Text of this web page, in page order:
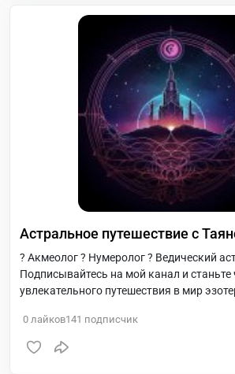
Астральное путешествие с
? Акмеолог ? Нумеролог ? Ведический
Подписывайтесь на мой канал и станьте
увлекательного путешествия в мир
0 лайков141 подписчик